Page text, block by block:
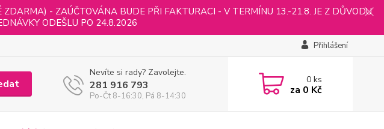
- ZAÚČTOVÁNA BUDE PŘI FAKTURACI - V TERMÍNU 13.-21.8. JE Z DŮVODU
ODEŠLU PO 24.8.2026
Přihlášení
Nevíte si rady? Zavolejte.
281 916 793
Po-Čt 8-16:30, Pá 8-14:30
0ks
za 0 Kč